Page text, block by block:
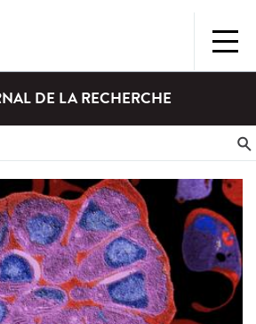
DE LA RECHERCHE